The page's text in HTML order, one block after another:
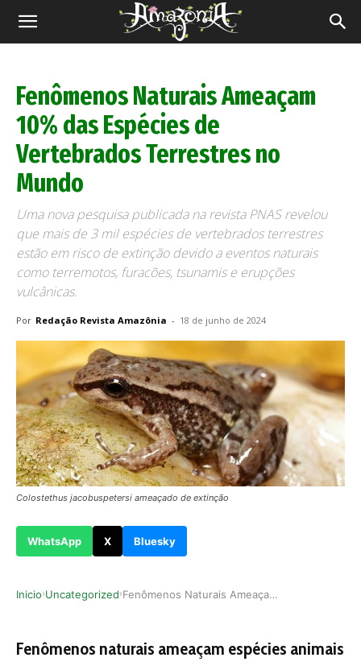
Revista
Fenômenos Naturais Ameaçam
10% das Espécies de
Vertebrados Terrestres no
Mundo
Uma nova pesquisa publicada na revista PNAS revelou
que mais de 3 mil espécies de vertebrados terrestres
estão em risco de extinção devido a eventos naturais
como terremotos, furacões, tsunamis e erupções
vulcânicas.
Por Redação Revista Amazônia - 18 de junho de 2024
Colostethus jacobuspetersi ameaçado de extinção
WhatsApp X Bluesky
Inicio›Uncategorized› Fenômenos Naturais Ameaçam 10% das Espécies de …
Fenômenos naturais ameaçam espécies animais